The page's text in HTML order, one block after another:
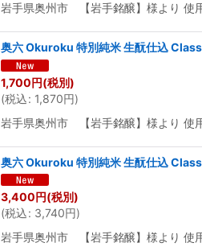
岩手県奥州市 【岩手銘醸】様よ
奥六 Okuroku 特別純米 生酛仕込
1,700円(税別)
(税込: 1,870円)
岩手県奥州市 【岩手銘醸】様より
奥六 Okuroku 特別純米 生酛仕込
3,400円(税別)
(税込: 3,740円)
岩手県奥州市 【岩手銘醸】様より